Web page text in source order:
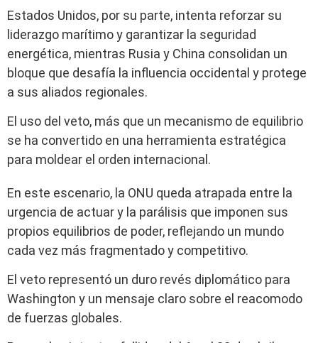
Estados Unidos, por su parte, intenta reforzar su
liderazgo marítimo y garantizar la seguridad
energética, mientras Rusia y China consolidan un
bloque que desafía la influencia occidental y protege
a sus aliados regionales.
El uso del veto, más que un mecanismo de equilibrio
se ha convertido en una herramienta estratégica
para moldear el orden internacional.
En este escenario, la ONU queda atrapada entre la
urgencia de actuar y la parálisis que imponen sus
propios equilibrios de poder, reflejando un mundo
cada vez más fragmentado y competitivo.
El veto representó un duro revés diplomático para
Washington y un mensaje claro sobre el reacomodo
de fuerzas globales.